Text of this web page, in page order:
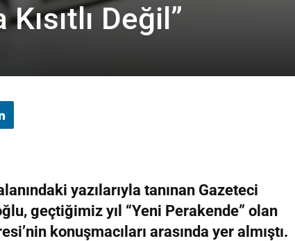
Değil”
yazılarıyla tanınan Gazeteci
geçtiğimiz yıl “Yeni Perakende” olan
konuşmacıları arasında yer almıştı.